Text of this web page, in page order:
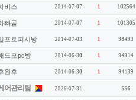
비스 2014-07-07 1 102564
빠곰 2014-07-07 1 101305
프로피시방 2014-07-03 1 98493
드포pc방 2014-06-30 1 94914
원후 2014-06-30 1 94139
어관리팀 2026-07-31 556